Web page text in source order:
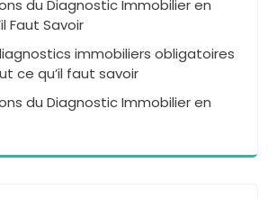
du Diagnostic Immobilier en
Faut Savoir
immobiliers obligatoires
ce qu’il faut savoir
du Diagnostic Immobilier en